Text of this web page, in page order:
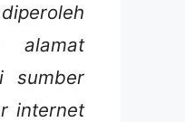
alamat
sumber
internet